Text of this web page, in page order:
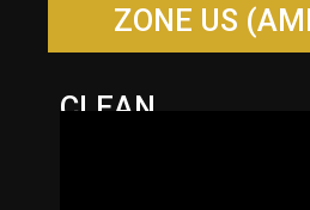
ZONE US
CLEAN